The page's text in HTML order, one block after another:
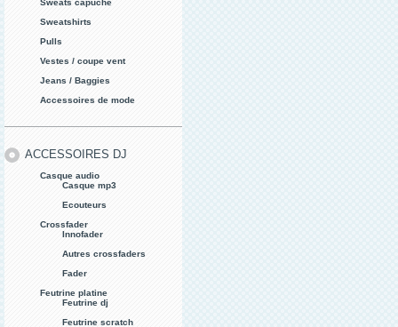
Sweats capuche
Sweatshirts
Pulls
Vestes / coupe vent
Jeans / Baggies
Accessoires de mode
ACCESSOIRES DJ
Casque audio
Casque mp3
Ecouteurs
Crossfader
Innofader
Autres crossfaders
Fader
Feutrine platine
Feutrine dj
Feutrine scratch